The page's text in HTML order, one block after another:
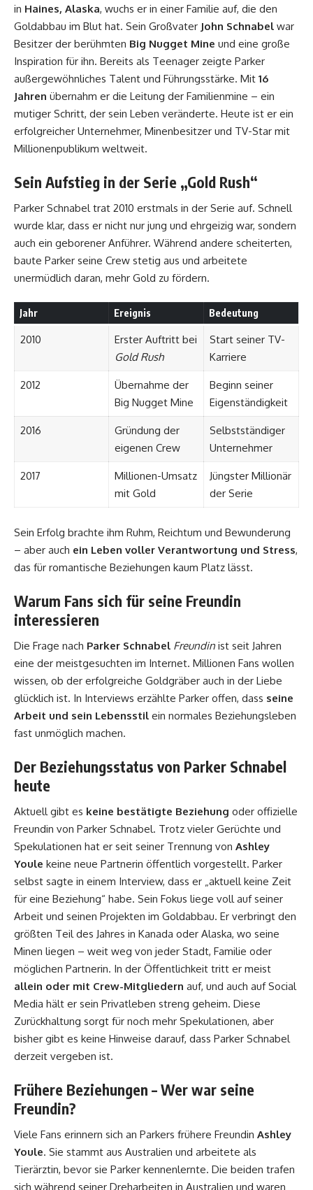
in Haines, Alaska, wuchs er in einer Familie auf, die den
Goldabbau im Blut hat. Sein Großvater John Schnabel war
Besitzer der berühmten Big Nugget Mine und eine große
Inspiration für ihn. Bereits als Teenager zeigte Parker
außergewöhnliches Talent und Führungsstärke. Mit 16
Jahren übernahm er die Leitung der Familienmine – ein
mutiger Schritt, der sein Leben veränderte. Heute ist er ein
erfolgreicher Unternehmer, Minenbesitzer und TV-Star mit
Millionenpublikum weltweit.
Sein Aufstieg in der Serie „Gold Rush“
Parker Schnabel trat 2010 erstmals in der Serie auf. Schnell
wurde klar, dass er nicht nur jung und ehrgeizig war, sondern
auch ein geborener Anführer. Während andere scheiterten,
baute Parker seine Crew stetig aus und arbeitete
unermüdlich daran, mehr Gold zu fördern.
Jahr Ereignis Bedeutung
2010
Erster Auftritt bei
Gold Rush
Start seiner TV-
Karriere
2012
Übernahme der
Big Nugget Mine
Beginn seiner
Eigenständigkeit
2016
Gründung der
eigenen Crew
Selbstständiger
Unternehmer
2017
Millionen-Umsatz
mit Gold
Jüngster Millionär
der Serie
Sein Erfolg brachte ihm Ruhm, Reichtum und Bewunderung
– aber auch ein Leben voller Verantwortung und Stress,
das für romantische Beziehungen kaum Platz lässt.
Warum Fans sich für seine Freundin
interessieren
Die Frage nach Parker Schnabel Freundin ist seit Jahren
eine der meistgesuchten im Internet. Millionen Fans wollen
wissen, ob der erfolgreiche Goldgräber auch in der Liebe
glücklich ist. In Interviews erzählte Parker offen, dass seine
Arbeit und sein Lebensstil ein normales Beziehungsleben
fast unmöglich machen.
Der Beziehungsstatus von Parker Schnabel
heute
Aktuell gibt es keine bestätigte Beziehung oder offizielle
Freundin von Parker Schnabel. Trotz vieler Gerüchte und
Spekulationen hat er seit seiner Trennung von Ashley
Youle keine neue Partnerin öffentlich vorgestellt. Parker
selbst sagte in einem Interview, dass er „aktuell keine Zeit
für eine Beziehung“ habe. Sein Fokus liege voll auf seiner
Arbeit und seinen Projekten im Goldabbau. Er verbringt den
größten Teil des Jahres in Kanada oder Alaska, wo seine
Minen liegen – weit weg von jeder Stadt, Familie oder
möglichen Partnerin. In der Öffentlichkeit tritt er meist
allein oder mit Crew-Mitgliedern auf, und auch auf Social
Media hält er sein Privatleben streng geheim. Diese
Zurückhaltung sorgt für noch mehr Spekulationen, aber
bisher gibt es keine Hinweise darauf, dass Parker Schnabel
derzeit vergeben ist.
Frühere Beziehungen – Wer war seine
Freundin?
Viele Fans erinnern sich an Parkers frühere Freundin Ashley
Youle. Sie stammt aus Australien und arbeitete als
Tierärztin, bevor sie Parker kennenlernte. Die beiden trafen
sich während seiner Dreharbeiten in Australien und waren